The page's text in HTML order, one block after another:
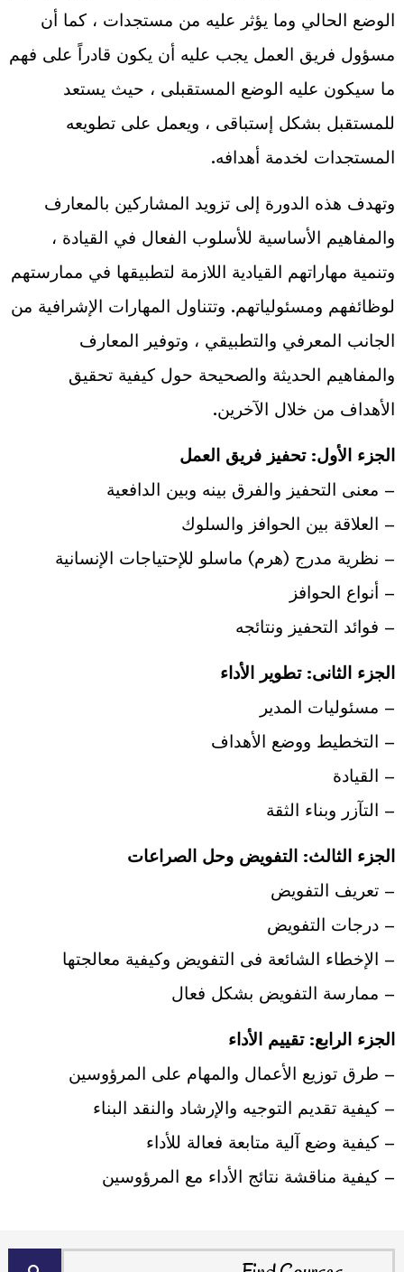
الوضع الحالي وما يؤثر عليه من مستجدات ، كما أن
مسؤول فريق العمل يجب عليه أن يكون قادراً على فهم
ما سيكون عليه الوضع المستقبلى ، حيث يستعد
للمستقبل بشكل إستباقى ، ويعمل على تطويعه
المستجدات لخدمة أهدافه.
وتهدف هذه الدورة إلى تزويد المشاركين بالمعارف
والمفاهيم الأساسية للأسلوب الفعال في القيادة ،
وتنمية مهاراتهم القيادية اللازمة لتطبيقها في ممارستهم
لوظائفهم ومسئولياتهم. وتتناول المهارات الإشرافية من
الجانب المعرفي والتطبيقي ، وتوفير المعارف
والمفاهيم الحديثة والصحيحة حول كيفية تحقيق
الأهداف من خلال الآخرين.
الجزء الأول: تحفيز فريق العمل
– معنى التحفيز والفرق بينه وبين الدافعية
– العلاقة بين الحوافز والسلوك
– نظرية مدرج (هرم) ماسلو للإحتياجات الإنسانية
– أنواع الحوافز
– فوائد التحفيز ونتائجه
الجزء الثانى: تطوير الأداء
– مسئوليات المدير
– التخطيط ووضع الأهداف
– القيادة
– التآزر وبناء الثقة
الجزء الثالث: التفويض وحل الصراعات
– تعريف التفويض
– درجات التفويض
– الإخطاء الشائعة فى التفويض وكيفية معالجتها
– ممارسة التفويض بشكل فعال
الجزء الرابع: تقييم الأداء
– طرق توزيع الأعمال والمهام على المرؤوسين
– كيفية تقديم التوجيه والإرشاد والنقد البناء
– كيفية وضع آلية متابعة فعالة للأداء
– كيفية مناقشة نتائج الأداء مع المرؤوسين